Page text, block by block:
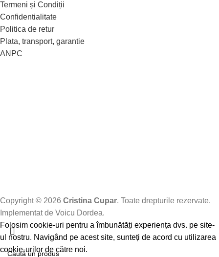
Termeni și Condiții
Confidentialitate
Politica de retur
Plata, transport, garantie
ANPC
Copyright © 2026 Cristina Cupar. Toate drepturile rezervate.
Implementat de Voicu Dordea.
Folosim cookie-uri pentru a îmbunătăți experiența dvs. pe site-
ul nostru. Navigând pe acest site, sunteți de acord cu utilizarea
cookie-urilor de către noi.